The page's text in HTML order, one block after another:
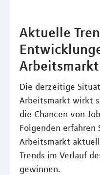
Aktuelle
Arbeitsmarkt
Die derzeitige
Arbeitsmarkt wirkt
die Chancen von
Folgenden erfahren
Arbeitsmarkt
Trends im Verlauf
gewinnen.